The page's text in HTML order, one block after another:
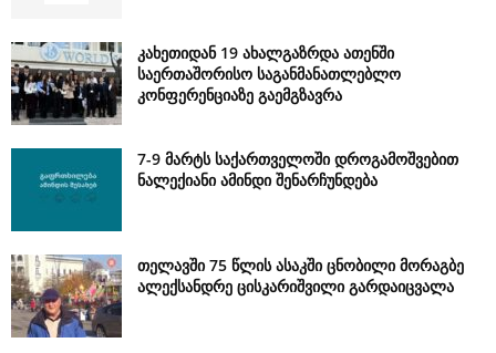
კახეთიდან 19 ახალგაზრდა ათენში
საერთაშორისო საგანმანათლებლო
კონფერენციაზე გაემგზავრა
7-9 მარტს საქართველოში დროგამოშვებით
ნალექიანი ამინდი შენარჩუნდება
თელავში 75 წლის ასაკში ცნობილი მორაგბე
ალექსანდრე ცისკარიშვილი გარდაიცვალა